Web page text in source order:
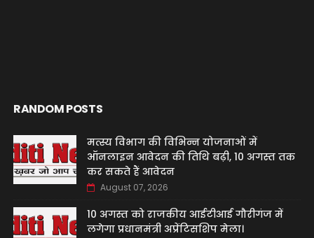
RANDOM POSTS
मत्स्य विभाग की विभिन्न योजनाओं में
ऑनलाइन आवेदन की तिथि बढ़ी, 10 अगस्त तक
कर सकते हैं आवेदन
August 07, 2026
10 अगस्त को राजकीय आईटीआई गौरीगंज में
लगेगा प्रधानमंत्री अप्रेंटिसशिप मेला।